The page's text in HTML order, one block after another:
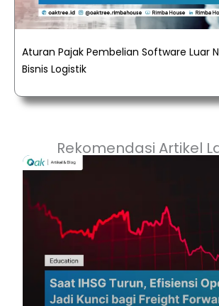
Aturan Pajak Pembelian Software Luar
Bisnis Logistik
Rekomendasi Artikel